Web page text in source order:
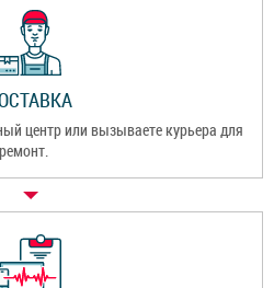
центр или вызываете курьера для